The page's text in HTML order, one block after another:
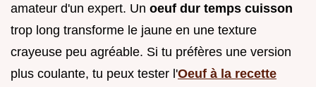
amateur d'un expert. Un oeuf dur temps cuisson
trop long transforme le jaune en une texture
crayeuse peu agréable. Si tu préfères une version
plus coulante, tu peux tester l'Oeuf à la recette